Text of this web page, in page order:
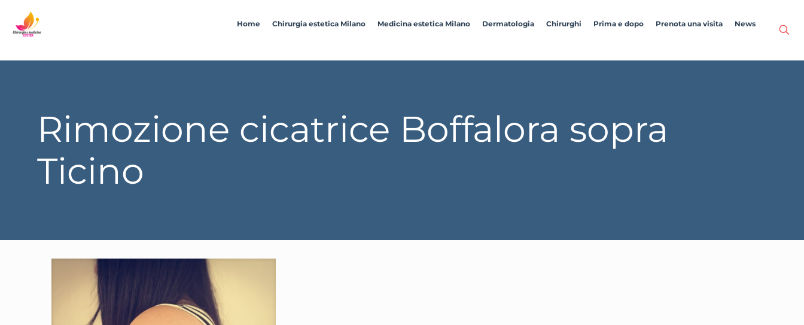
Home Chirurgia estetica Milano Medicina estetica Milano Dermatologia Chirurghi Prima e dopo Prenota una visita News
Rimozione cicatrice Boffalora sopra
Ticino